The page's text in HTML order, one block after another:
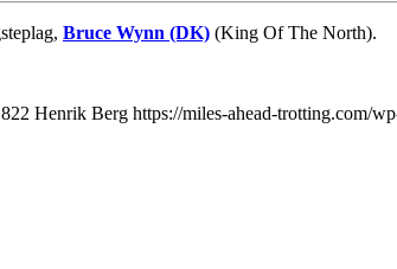
Bruce Wynn (DK) (King Of The North).
822 Henrik Berg https://miles-ahead-trotting.com/